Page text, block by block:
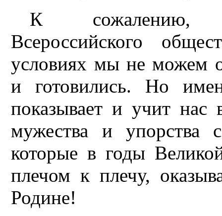
К сожалению,
Всероссийского
условиях мы не можем
и готовились. Но
показывает и учит нас
мужества и упорства
которые в годы
плечом к плечу,
Родине!